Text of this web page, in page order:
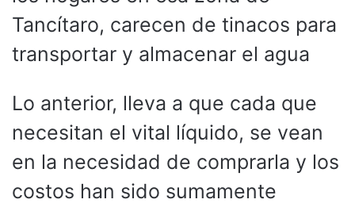
Tancítaro, carecen de tinacos para
transportar y almacenar el agua
Lo anterior, lleva a que cada que
necesitan el vital líquido, se vean
en la necesidad de comprarla y los
costos han sido sumamente